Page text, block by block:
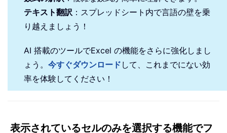
テキスト翻訳 ：スプレッドシート内で言語の壁を乗
り越えましょう！
AI 搭載のツールでExcel の機能をさらに強化しまし
ょう。 今すぐダウンロード して、これまでにない効
率を体験してください！
表示されているセルのみを選択する機能でフ